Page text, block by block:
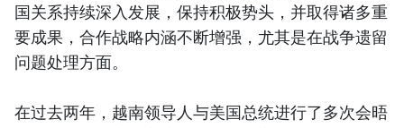
国关系持续深入发展，保持积极势头，并取得诸多重
要成果，合作战略内涵不断增强，尤其是在战争遗留
问题处理方面。
在过去两年，越南领导人与美国总统进行了多次会晤